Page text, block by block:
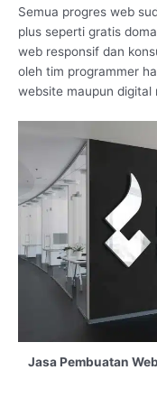
Semua progres web
plus seperti gratis
web responsif dan
oleh tim programmer
website maupun digital
Jasa Pembuatan